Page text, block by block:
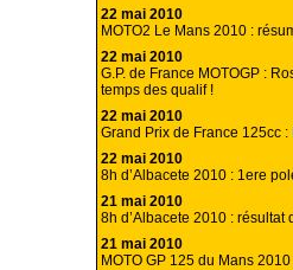
22 mai 2010
MOTO2 Le Mans 2010 :
22 mai 2010
G.P. de France MOTOGP :
temps des qualif !
22 mai 2010
Grand Prix de France 125cc
22 mai 2010
8h d’Albacete 2010 : 1ere
21 mai 2010
8h d’Albacete 2010 : résultat
21 mai 2010
MOTO GP 125 du Mans